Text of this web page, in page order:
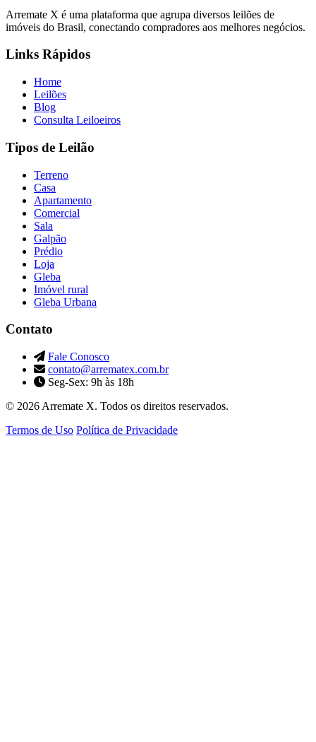
Arremate X é uma plataforma que agrupa diversos leilões de
imóveis do Brasil, conectando compradores aos melhores negócios.
Links Rápidos
Home
Leilões
Blog
Consulta Leiloeiros
Tipos de Leilão
Terreno
Casa
Apartamento
Comercial
Sala
Galpão
Prédio
Loja
Gleba
Imóvel rural
Gleba Urbana
Contato
Fale Conosco
contato@arrematex.com.br
Seg-Sex: 9h às 18h
© 2026 Arremate X. Todos os direitos reservados.
Termos de Uso Política de Privacidade